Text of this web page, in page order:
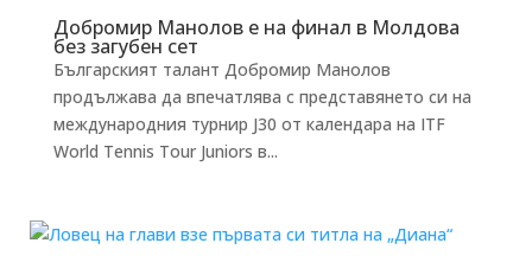
Добромир Манолов е на финал в Молдова
без загубен сет
Българският талант Добромир Манолов
продължава да впечатлява с представянето си на
международния турнир J30 от календара на ITF
World Tennis Tour Juniors в...